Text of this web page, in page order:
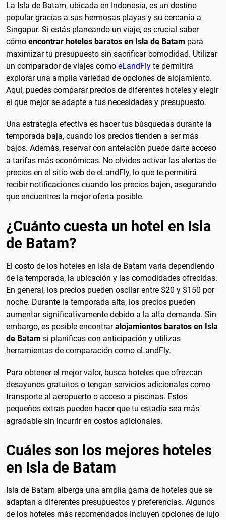
La Isla de Batam, ubicada en Indonesia, es un destino
popular gracias a sus hermosas playas y su cercanía a
Singapur. Si estás planeando un viaje, es crucial saber
cómo encontrar hoteles baratos en Isla de Batam para
maximizar tu presupuesto sin sacrificar comodidad. Utilizar
un comparador de viajes como eLandFly te permitirá
explorar una amplia variedad de opciones de alojamiento.
Aquí, puedes comparar precios de diferentes hoteles y elegir
el que mejor se adapte a tus necesidades y presupuesto.
Una estrategia efectiva es hacer tus búsquedas durante la
temporada baja, cuando los precios tienden a ser más
bajos. Además, reservar con antelación puede darte acceso
a tarifas más económicas. No olvides activar las alertas de
precios en el sitio web de eLandFly, lo que te permitirá
recibir notificaciones cuando los precios bajen, asegurando
que encuentres la mejor oferta posible.
¿Cuánto cuesta un hotel en Isla
de Batam?
El costo de los hoteles en Isla de Batam varía dependiendo
de la temporada, la ubicación y las comodidades ofrecidas.
En general, los precios pueden oscilar entre $20 y $150 por
noche. Durante la temporada alta, los precios pueden
aumentar significativamente debido a la alta demanda. Sin
embargo, es posible encontraralojamientos baratos en Isla
de Batam si planificas con anticipación y utilizas
herramientas de comparación como eLandFly.
Para obtener el mejor valor, busca hoteles que ofrezcan
desayunos gratuitos o tengan servicios adicionales como
transporte al aeropuerto o acceso a piscinas. Estos
pequeños extras pueden hacer que tu estadía sea más
agradable sin incurrir en costos adicionales.
Cuáles son los mejores hoteles
en Isla de Batam
Isla de Batam alberga una amplia gama de hoteles que se
adaptan a diferentes presupuestos y preferencias. Algunos
de los hoteles más recomendados incluyen opciones de lujo